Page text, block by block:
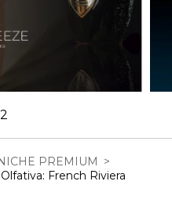
2
PREMIUM >
French Riviera